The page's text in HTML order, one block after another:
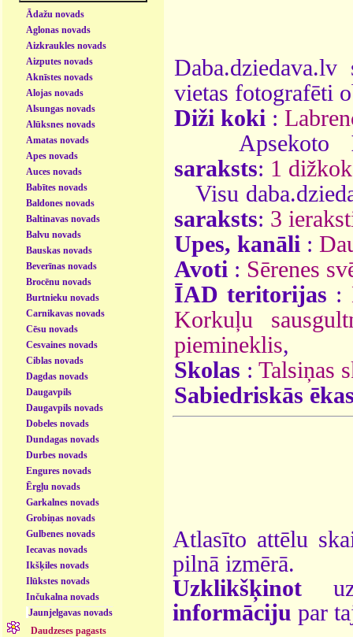
Ādažu novads
Aglonas novads
Aizkraukles novads
Aizputes novads
Aknīstes novads
Alojas novads
Alsungas novads
Alūksnes novads
Amatas novads
Apes novads
Auces novads
Babītes novads
Baldones novads
Baltinavas novads
Balvu novads
Bauskas novads
Beverīnas novads
Brocēnu novads
Burtnieku novads
Carnikavas novads
Cēsu novads
Cesvaines novads
Ciblas novads
Dagdas novads
Daugavpils
Daugavpils novads
Dobeles novads
Dundagas novads
Durbes novads
Engures novads
Ērgļu novads
Garkalnes novads
Grobiņas novads
Gulbenes novads
Iecavas novads
Ikšķiles novads
Ilūkstes novads
Inčukalna novads
Jaunjelgavas novads
Daudzeses pagasts
vietas fotografēti
Diži koki :
Apsekoto
saraksts: 1
Visu
saraksts: 3
Upes, kanāli :
Avoti : Sērenes
ĪAD teritorijas :
Korkuļu
piemineklis,
Skolas : Talsiņas
Sabiedriskās
Atlasīto attēlu
pilnā izmērā.
Uzklikšķinot
informāciju par